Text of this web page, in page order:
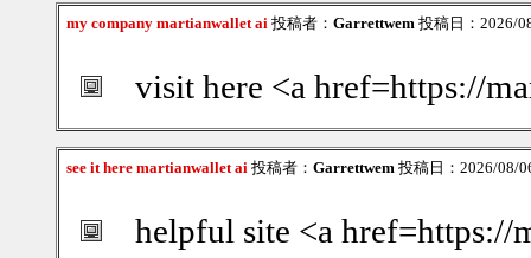
my company martianwallet ai 投稿者： Garrettwem 投稿日：2026/
visit here <a href=https://
see it here martianwallet ai 投稿者： Garrettwem 投稿日：2026/08/
helpful site <a href=https://